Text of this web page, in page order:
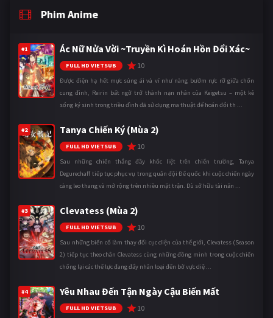
Phim Anime
#1 Ác Nữ Nửa Vời ~Truyền Kì Hoán Hồn Đổi Xác~
FULL HD VIETSUB 10
Được điện hạ hết mực sủng ái và ví như nàng bướm rực rỡ giữa chốn
cung đình, Reirin bất ngờ trở thành nạn nhân của Keigetsu – một kẻ
sống ký sinh trong triều đình đã sử dụng ma thuật để hoán đổi th ...
#2 Tanya Chiến Ký (Mùa 2)
FULL HD VIETSUB 10
Sau những chiến thắng đầy khốc liệt trên chiến trường, Tanya
Degurechaff tiếp tục phục vụ trong quân đội Đế quốc khi cuộc chiến ngày
càng leo thang và mở rộng trên nhiều mặt trận. Dù sở hữu tài năn ...
#3 Clevatess (Mùa 2)
FULL HD VIETSUB 10
Sau những biến cố làm thay đổi cục diện của thế giới, Clevatess (Season
2) tiếp tục theo chân Clevatess cùng những đồng minh trong cuộc chiến
chống lại các thế lực đang đẩy nhân loại đến bờ vực diệ ...
#4 Yêu Nhau Đến Tận Ngày Cậu Biến Mất
FULL HD VIETSUB 10